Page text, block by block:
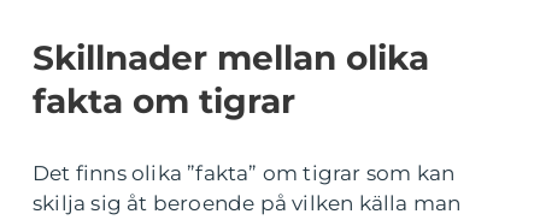
Skillnader mellan olika
fakta om tigrar
Det finns olika ”fakta” om tigrar som kan
skilja sig åt beroende på vilken källa man